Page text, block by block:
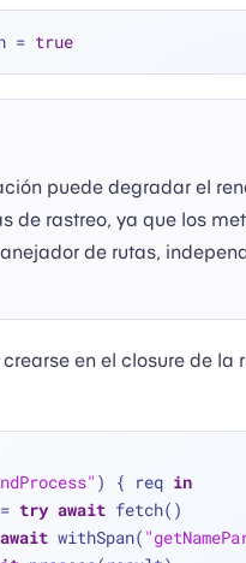
= true
puede degradar el
de rastreo, ya que los
de rutas,
en el closure de
) { req in
= try await fetch()
await withSpan(